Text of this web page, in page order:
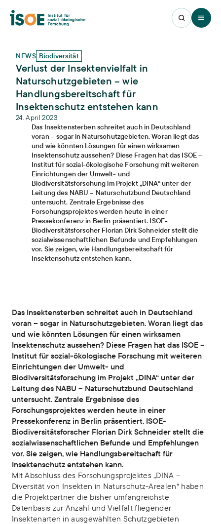
Open
NEWS Biodiversität
Verlust der Insektenvielfalt in
Naturschutzgebieten – wie
Handlungsbereitschaft für
Insektenschutz entstehen kann
24. April 2023
Das Insektensterben schreitet auch in Deutschland
voran – sogar in Naturschutzgebieten. Woran liegt das
und wie könnten Lösungen für einen wirksamen
Insektenschutz aussehen? Diese Fragen hat das ISOE –
Institut für sozial-ökologische Forschung mit weiteren
Einrichtungen der Umwelt- und
Biodiversitätsforschung im Projekt „DINA“ unter der
Leitung des NABU – Naturschutzbund Deutschland
untersucht. Zentrale Ergebnisse des
Forschungsprojektes werden heute in einer
Pressekonferenz in Berlin präsentiert. ISOE-
Biodiversitätsforscher Florian Dirk Schneider stellt die
sozialwissenschaftlichen Befunde und Empfehlungen
vor. Sie zeigen, wie Handlungsbereitschaft für
Insektenschutz entstehen kann.
Das Insektensterben schreitet auch in Deutschland
voran – sogar in Naturschutzgebieten. Woran liegt das
und wie könnten Lösungen für einen wirksamen
Insektenschutz aussehen? Diese Fragen hat das ISOE –
Institut für sozial-ökologische Forschung mit weiteren
Einrichtungen der Umwelt- und
Biodiversitätsforschung im Projekt „DINA“ unter der
Leitung des NABU – Naturschutzbund Deutschland
untersucht. Zentrale Ergebnisse des
Forschungsprojektes werden heute in einer
Pressekonferenz in Berlin präsentiert. ISOE-
Biodiversitätsforscher Florian Dirk Schneider stellt die
sozialwissenschaftlichen Befunde und Empfehlungen
vor. Sie zeigen, wie Handlungsbereitschaft für
Insektenschutz entstehen kann.
Mit Abschluss des Forschungsprojektes „DINA –
Diversität von Insekten in Naturschutz-Arealen“ haben
die Projektpartner die bisher umfangreichste
Datenbasis zur Anzahl und Vielfalt fliegender
Insektenarten in ausgewählten Schutzgebieten